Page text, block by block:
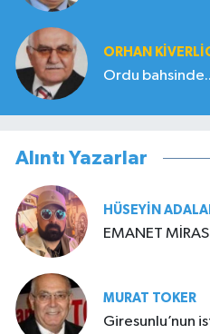
ORHAN
Ordu bahsinde..
Alıntı Yazarlar
HÜSEYIN
EMANET
MURAT TOKER
Giresunlu’nun